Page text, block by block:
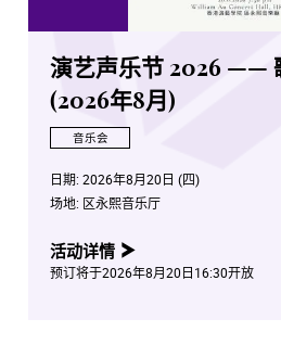
演艺声乐节 2026 ——
(2026年8月)
音乐会
日期: 2026年8月20日 (四)
场地: 区永熙音乐厅
活动详情
预订将于2026年8月20日16:30开放